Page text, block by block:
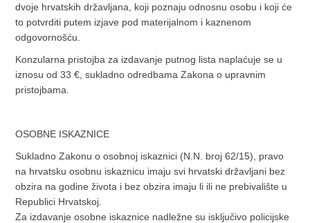
dvoje hrvatskih državljana, koji poznaju odnosnu osobu i koji će
to potvrditi putem izjave pod materijalnom i kaznenom
odgovornošću.
Konzularna pristojba za izdavanje putnog lista naplaćuje se u
iznosu od 33 €, sukladno odredbama Zakona o upravnim
pristojbama.
OSOBNE ISKAZNICE
Sukladno Zakonu o osobnoj iskaznici (N.N. broj 62/15), pravo
na hrvatsku osobnu iskaznicu imaju svi hrvatski državljani bez
obzira na godine života i bez obzira imaju li ili ne prebivalište u
Republici Hrvatskoj.
Za izdavanje osobne iskaznice nadležne su isključivo policijske